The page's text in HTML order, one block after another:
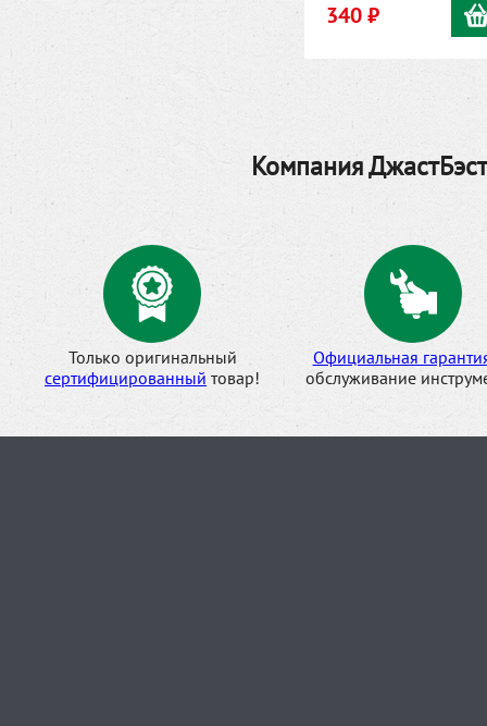
340 ₽
Компания
Только оригинальный
сертифицированный товар!
Официальная
обслуживание